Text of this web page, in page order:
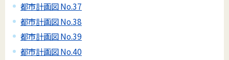
都市計画図 No.37
都市計画図 No.38
都市計画図 No.39
都市計画図 No.40